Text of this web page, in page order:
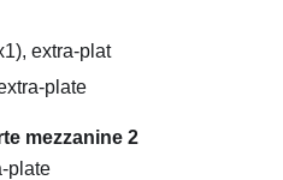
extra-plat
plate
mezzanine 2
plate